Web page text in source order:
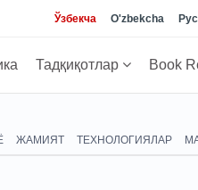
Ўзбекча O'zbekcha
Тадқиқотлар Book
ЖАМИЯТ ТЕХНОЛОГИЯЛАР